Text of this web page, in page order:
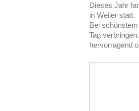
Dieses Jahr
in Weiler statt.
Bei
Tag
hervorragend